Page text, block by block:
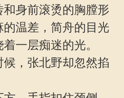
身前滚烫的胸膛形
温差，简舟的目光
一层痴迷的光。
，张北野却忽然掐